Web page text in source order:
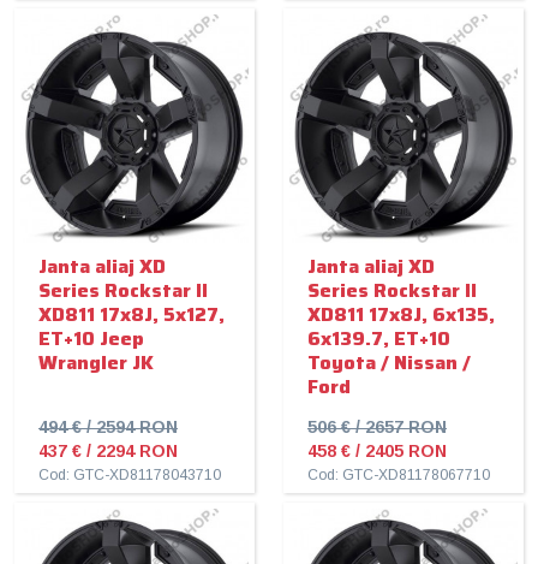
Janta aliaj XD
Series Rockstar II
XD811 17x8J, 5x127,
ET+10 Jeep
Wrangler JK
494 € / 2594 RON
437 € / 2294 RON
Cod: GTC-XD81178043710
Janta aliaj XD
Series Rockstar II
XD811 17x8J, 6x135,
6x139.7, ET+10
Toyota / Nissan /
Ford
506 € / 2657 RON
458 € / 2405 RON
Cod: GTC-XD81178067710